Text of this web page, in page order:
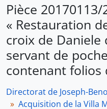
Pièce 20170113/
« Restauration
croix de Daniele
servant de
contenant folios
Directorat de Joseph-
Acquisition de la Villa